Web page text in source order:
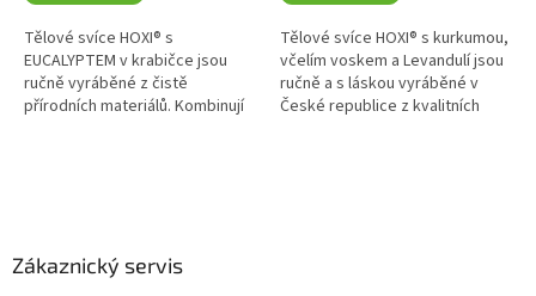
Tělové svíce HOXI® s
EUCALYPTEM v krabičce jsou
ručně vyráběné z čistě
přírodních materiálů. Kombinují
Tělové svíce HOXI® s kurkumou,
včelím voskem a Levandulí jsou
ručně a s láskou vyráběné v
České republice z kvalitních
Zákaznický servis